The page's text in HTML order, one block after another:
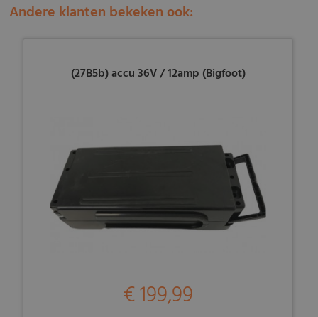
Andere klanten bekeken ook:
(27B5b) accu 36V / 12amp (Bigfoot)
€ 199,99